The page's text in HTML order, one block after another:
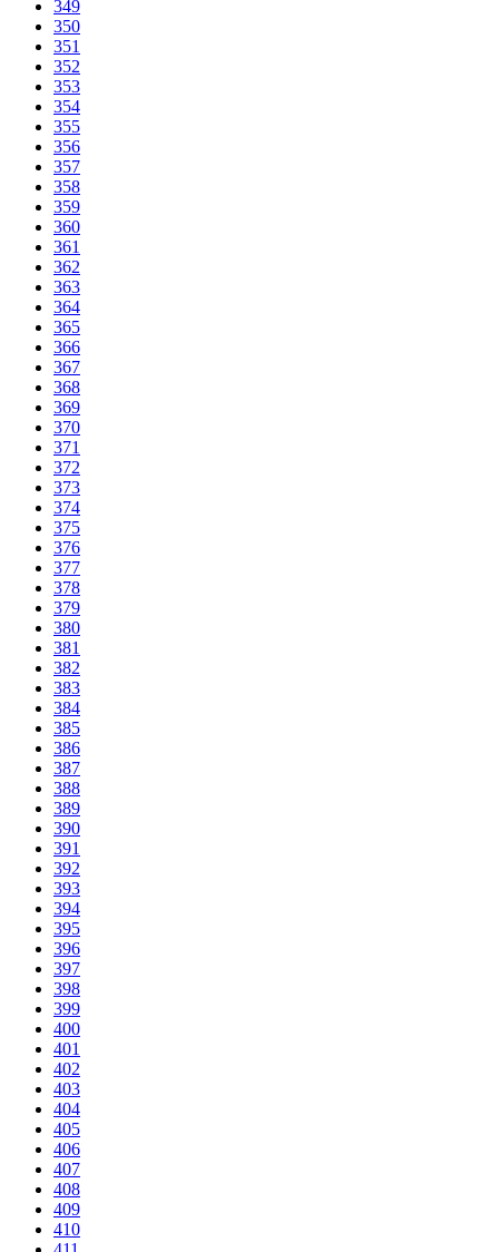
349
350
351
352
353
354
355
356
357
358
359
360
361
362
363
364
365
366
367
368
369
370
371
372
373
374
375
376
377
378
379
380
381
382
383
384
385
386
387
388
389
390
391
392
393
394
395
396
397
398
399
400
401
402
403
404
405
406
407
408
409
410